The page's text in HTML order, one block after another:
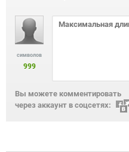
символов
999
Вы можете комментировать
через аккаунт в соцсетях: